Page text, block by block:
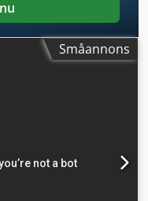
Småannons